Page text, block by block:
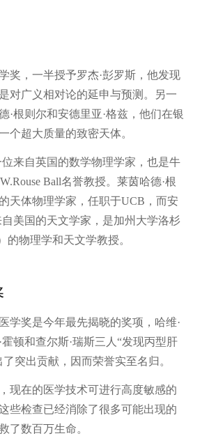
奖，一半授予罗杰·彭罗斯，他发现
对广义相对论的延申与预测。另一
·根则尔和安德里亚·格兹，他们在银
个超大质量的致密天体。
位来自英国的数学物理学家，也是牛
Ball名誉教授。莱茵哈德·根
天体物理学家，任职于UCB，而安
自美国的天文学家，是加州大学洛杉
的物理学和天文学教授。
学奖是今年最先揭晓的奖项，哈维·
顿和查尔斯·瑞斯三人“发现丙型肝
突出贡献，因而荣誉实至名归。
现在的医学技术可进行高度敏感的
些检查已经消除了很多可能出现的
了数百万生命。